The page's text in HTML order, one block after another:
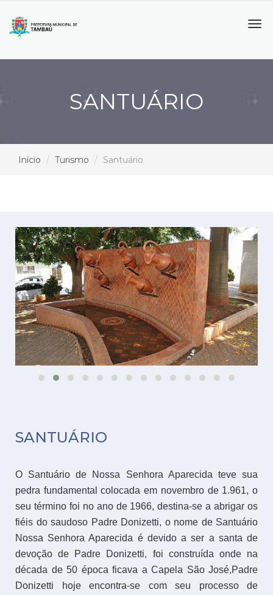
SANTUÁRIO
Início Turismo Santuário
SANTUÁRIO
O Santuário de Nossa Senhora Aparecida teve sua
pedra fundamental colocada em novembro de 1.961, o
seu término foi no ano de 1966, destina-se a abrigar os
fiéis do saudoso Padre Donizetti, o nome de Santuário
Nossa Senhora Aparecida é devido a ser a santa de
devoção de Padre Donizetti, foi construída onde na
década de 50 época ficava a Capela São José,Padre
Donizetti hoje encontra-se com seu processo de